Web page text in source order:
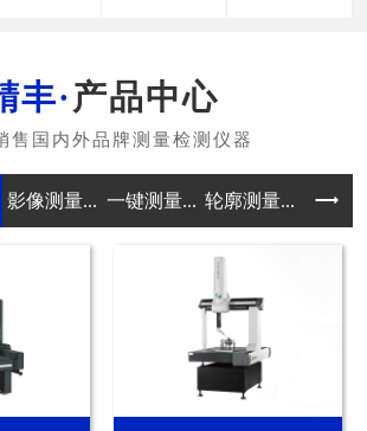
产品中心
影像测量... 一键测量... 轮廓测量... 真圆